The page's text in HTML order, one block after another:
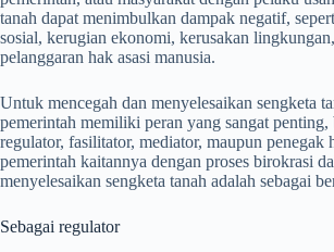
tanah dapat menimbulkan dampak negatif,
sosial, kerugian ekonomi, kerusakan
pelanggaran hak asasi manusia.
Untuk mencegah dan menyelesaikan sengketa
pemerintah memiliki peran yang sangat penting,
regulator, fasilitator, mediator, maupun penegak
pemerintah kaitannya dengan proses birokrasi
menyelesaikan sengketa tanah adalah sebagai
Sebagai regulator